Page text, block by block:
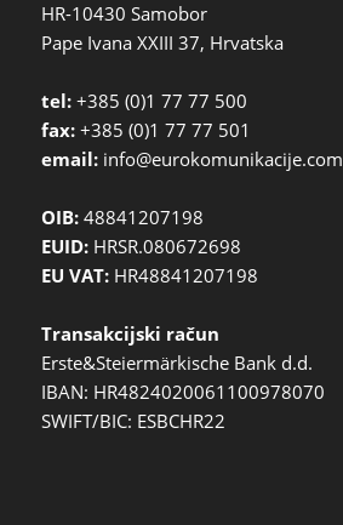
HR-10430 Samobor
Pape Ivana XXIII 37, Hrvatska
tel:+385 (0)1 77 77 500
fax:+385 (0)1 77 77 501
email:info@eurokomunikacije.com
OIB:48841207198
EUID:HRSR.080672698
EU VAT:HR48841207198
Transakcijski račun
Erste&Steiermärkische Bank d.d.
IBAN: HR4824020061100978070
SWIFT/BIC: ESBCHR22